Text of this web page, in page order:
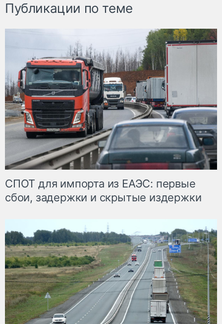
Публикации по теме
СПОТ для импорта из ЕАЭС: первые
сбои, задержки и скрытые издержки